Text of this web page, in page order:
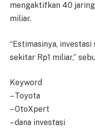
mengaktifkan 40
miliar.
“Estimasinya,
sekitar Rp1 miliar,”
Keyword
– Toyota
– OtoXpert
– dana investasi